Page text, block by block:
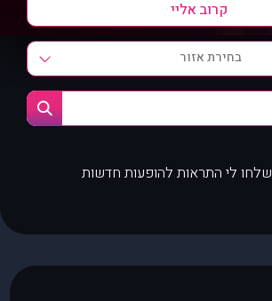
בחירת אזור
שלחו לי התראות להופעות חדשות